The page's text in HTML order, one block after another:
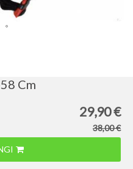
Cm
29,90 €
38,00 €